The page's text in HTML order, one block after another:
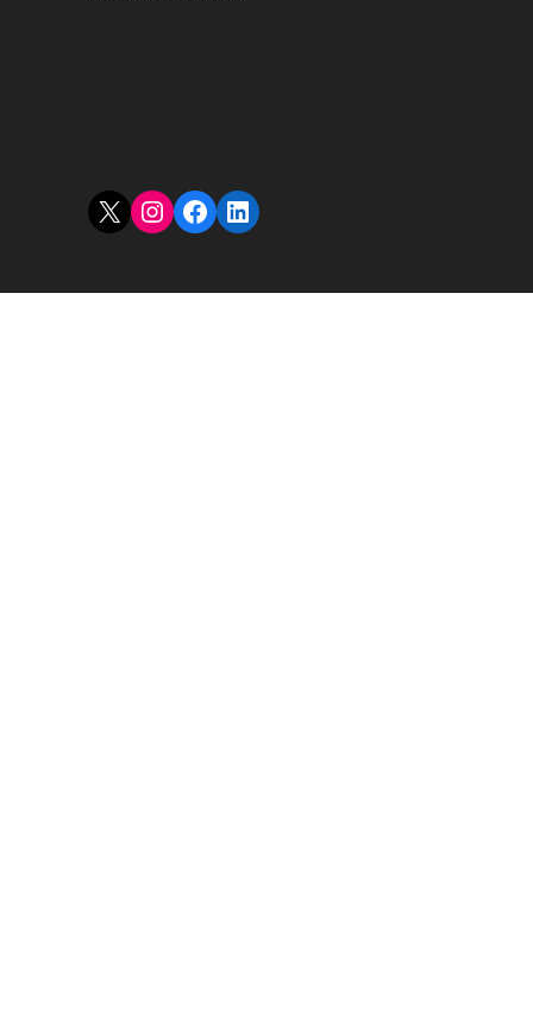
X Instagram
Facebook
LinkedIn